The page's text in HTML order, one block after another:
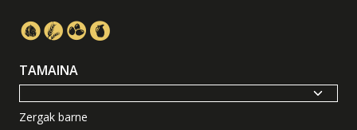
TAMAINA
Zergak barne